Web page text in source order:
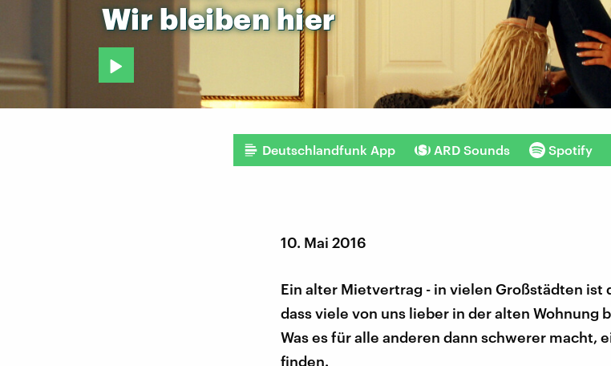
Wirbleibenhier
Deutschlandfunk App ARD Sounds Spotify
10. Mai 2016
Ein alter Mietvertrag - in vielen Großstädten ist
dass viele von uns lieber in der alten Wohnung
Was es für alle anderen dann schwerer macht,
finden.